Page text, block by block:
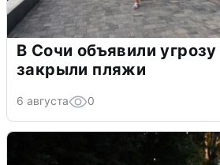
В Сочи объявили
закрыли пляжи
6 августа 0